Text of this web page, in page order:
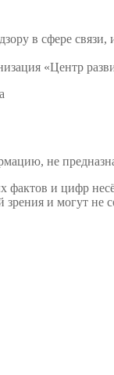
в сфере
«Центр
не
фактов и цифр
и могут не